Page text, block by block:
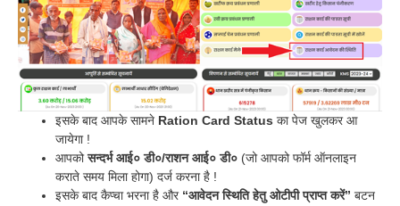
इसके बाद आपके सामने Ration Card Status का पेज खुलकर आ
जायेगा !
आपकोसन्दर्भ आई० डी०/राशन आई० डी० (जो आपको फॉर्म ऑनलाइन
कराते समय मिला होगा) दर्ज करना है !
इसके बाद कैप्चा भरना है और “आवेदन स्थिति हेतु ओटीपी प्राप्त करें” बटन